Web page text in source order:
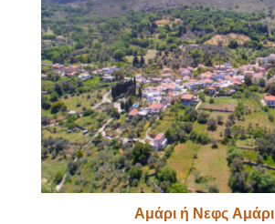
Αμάρι ή Νεφς Αμάρι